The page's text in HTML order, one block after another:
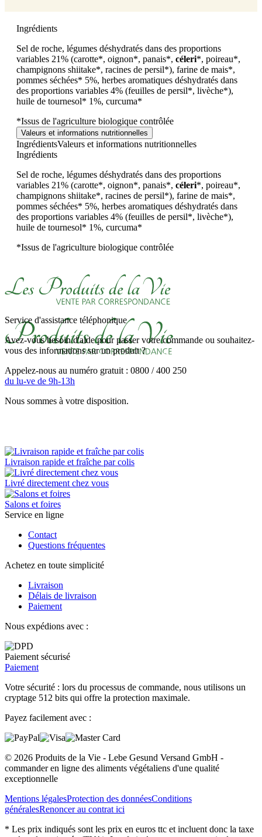
Ingrédients
Sel de roche, légumes déshydratés dans des proportions
variables 21% (carotte*, oignon*, panais*, céleri*, poireau*,
champignons shiitake*, racines de persil*), farine de mais*,
pommes séchées* 5%, herbes aromatiques déshydratés dans
des proportions variables 4% (feuilles de persil*, livèche*),
huile de tournesol* 1%, curcuma*
*Issus de l'agriculture biologique contrôlée
Valeurs et informations nutritionnelles
IngrédientsValeurs et informations nutritionnelles
Ingrédients
Sel de roche, légumes déshydratés dans des proportions
variables 21% (carotte*, oignon*, panais*, céleri*, poireau*,
champignons shiitake*, racines de persil*), farine de mais*,
pommes séchées* 5%, herbes aromatiques déshydratés dans
des proportions variables 4% (feuilles de persil*, livèche*),
huile de tournesol* 1%, curcuma*
*Issus de l'agriculture biologique contrôlée
Service d'assistance téléphonique
Avez-vous besoin d'aide pour passer votre commande ou souhaitez-
vous des informations sur un produit ?
Appelez-nous au numéro gratuit : 0800 / 400 250
du lu-ve de 9h-13h
Nous sommes à votre disposition.
Livraison rapide et fraîche par colis
Livré directement chez vous
Salons et foires
Service en ligne
Contact
Questions fréquentes
Achetez en toute simplicité
Livraison
Délais de livraison
Paiement
Nous expédions avec :
Paiement sécurisé
Paiement
Votre sécurité : lors du processus de commande, nous utilisons un
cryptage 512 bits qui offre la protection maximale.
Payez facilement avec :
© 2026 Produits de la Vie - Lebe Gesund Versand GmbH -
commander en ligne des aliments végétaliens d'une qualité
exceptionnelle
Mentions légalesProtection des donnéesConditions
généralesRenoncer au contrat ici
* Les prix indiqués sont les prix en euros ttc et incluent donc la taxe